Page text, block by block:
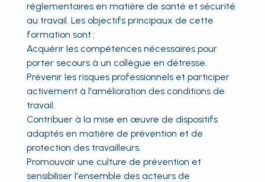
réglementaires en matière de santé et sécurité
au travail. Les objectifs principaux de cette
formation sont :
Acquérir les compétences nécessaires pour
porter secours à un collègue en détresse.
Prévenir les risques professionnels et participer
activement à l'amélioration des conditions de
travail.
Contribuer à la mise en œuvre de dispositifs
adaptés en matière de prévention et de
protection des travailleurs.
Promouvoir une culture de prévention et
sensibiliser l'ensemble des acteurs de